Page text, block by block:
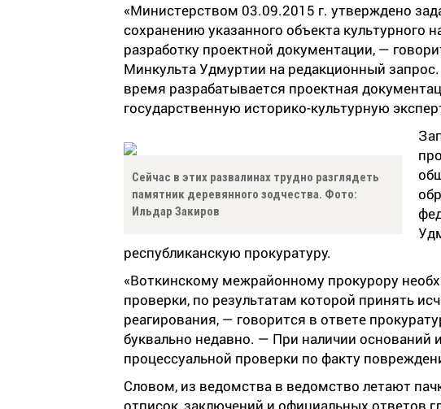
«Министерством 03.09.2015 г. утверждено
сохранению указанного объекта культурного
разработку проектной документации, —
Минкульта Удмуртии на редакционный
время разрабатывается проектная
государственную историко-культурную
Сейчас в этих развалинах трудно разглядеть
памятник деревянного зодчества. Фото:
Ильдар Закиров
республиканскую прокуратуру.
«Воткинскому межрайонному прокурору
проверки, по результатам которой принять
реагирования, — говорится в ответе
буквально недавно. — При наличии оснований
процессуальной проверки по факту
Словом, из ведомства в ведомство летают